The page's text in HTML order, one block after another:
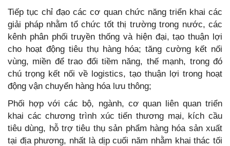
Tiếp tục chỉ đạo các cơ quan chức năng triển khai các
giải pháp nhằm tổ chức tốt thị trường trong nước, các
kênh phân phối truyền thống và hiện đại, tạo thuận lợi
cho hoạt động tiêu thụ hàng hóa; tăng cường kết nối
vùng, miền để trao đổi tiềm năng, thế mạnh, trong đó
chú trọng kết nối về logistics, tạo thuận lợi trong hoạt
động vận chuyển hàng hóa lưu thông;
Phối hợp với các bộ, ngành, cơ quan liên quan triển
khai các chương trình xúc tiến thương mại, kích cầu
tiêu dùng, hỗ trợ tiêu thụ sản phẩm hàng hóa sản xuất
tại địa phương, nhất là dịp cuối năm nhằm khai thác tối